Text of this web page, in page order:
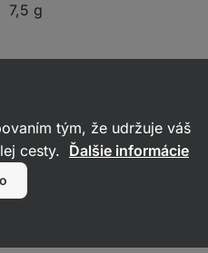
7,5 g
tým, že udržuje váš
cesty. Ďalšie informácie